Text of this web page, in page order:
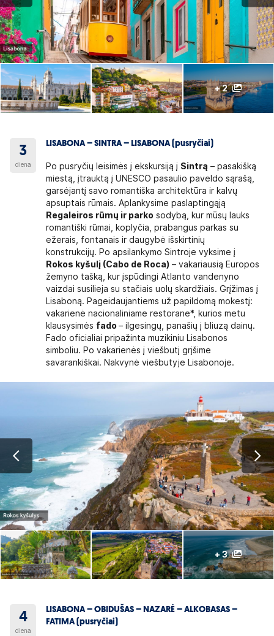
+ 2
3
diena
LISABONA – SINTRA – LISABONA (pusryčiai)
Po pusryčių leisimės į ekskursiją į Sintrą – pasakišką
miestą, įtrauktą į UNESCO pasaulio paveldo sąrašą,
garsėjantį savo romantiška architektūra ir kalvų
apsuptais rūmais. Aplankysime paslaptingąją
Regaleiros rūmų ir parko sodybą, kur mūsų lauks
romantiški rūmai, koplyčia, prabangus parkas su
ežerais, fontanais ir daugybė išskirtinių
konstrukcijų. Po apsilankymo Sintroje vyksime į
Rokos kyšulį (Cabo de Roca) – vakariausią Europos
žemyno tašką, kur įspūdingi Atlanto vandenyno
vaizdai susilieja su stačiais uolų skardžiais. Grįžimas į
Lisaboną. Pageidaujantiems už papildomą mokestį:
vakarienė nacionaliniame restorane*, kurios metu
klausysimės fado– ilgesingų, panašių į bliuzą dainų.
Fado oficialiai pripažinta muzikiniu Lisabonos
simboliu. Po vakarienės į viešbutį grįšime
savarankiškai. Nakvynė viešbutyje Lisabonoje.
+ 3
4
diena
LISABONA – OBIDUŠAS – NAZARĖ – ALKOBASAS –
FATIMA (pusryčiai)